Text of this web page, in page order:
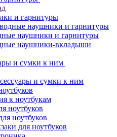
и гарнитуры
наушники и гарнитуры
наушники и гарнитуры
наушники-вкладыши
и сумки к ним
и сумки к ним
к ноутбукам
ноутбуков
ноутбуков
для ноутбуков